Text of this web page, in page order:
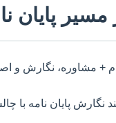
پایان
نگارش پایان نامه